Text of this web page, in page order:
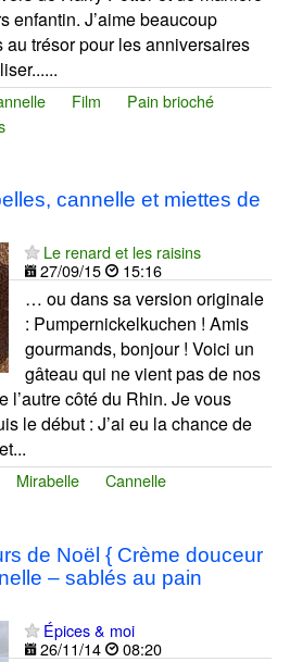
enfantin. J’aime beaucoup
trésor pour les anniversaires
Film
Pain brioché
cannelle et miettes de
Le renard et les raisins
27/09/15
15:16
… ou dans sa version originale
: Pumpernickelkuchen ! Amis
gourmands, bonjour ! Voici un
gâteau qui ne vient pas de nos
l’autre côté du Rhin. Je vous
le début : J’ai eu la chance de
Mirabelle
Cannelle
de Noël { Crème douceur
– sablés au pain
Épices & moi
26/11/14
08:20